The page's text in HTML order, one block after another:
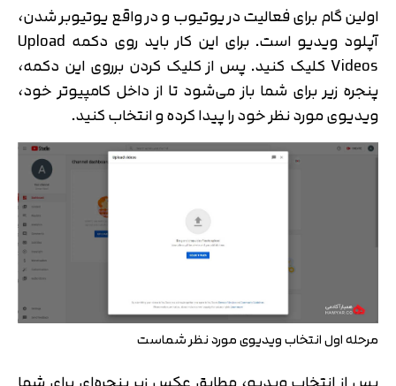
اولین گام برای فعالیت در یوتیوب و در واقع یوتیوبر شدن،‌
آپلود ویدیو است. برای این کار باید روی دکمه Upload
Videos کلیک کنید. پس از کلیک کردن برروی این دکمه،
پنجره زیر برای شما باز می‌شود تا از داخل کامپیوتر خود،‌
ویدیوی مورد نظر خود را پیدا کرده و انتخاب کنید.
مرحله اول انتخاب ویدیوی مورد نظر شماست